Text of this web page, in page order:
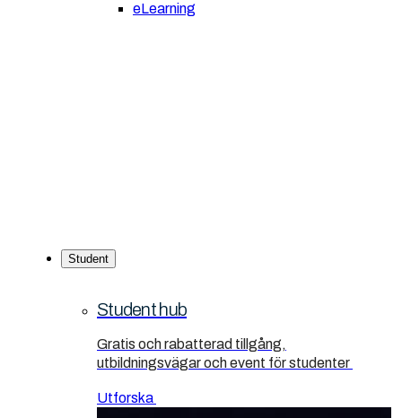
eLearning
Student
Student hub
Gratis och rabatterad tillgång,
utbildningsvägar och event för studenter
Utforska